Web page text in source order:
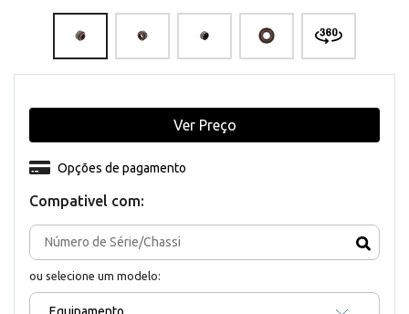
Compativel com:
ou selecione um modelo:
Equipamento
Opções de pagamento
Ver Preço